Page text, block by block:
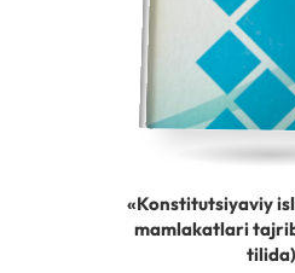
«Konstitutsiyaviy
mamlakatlari
tilida)